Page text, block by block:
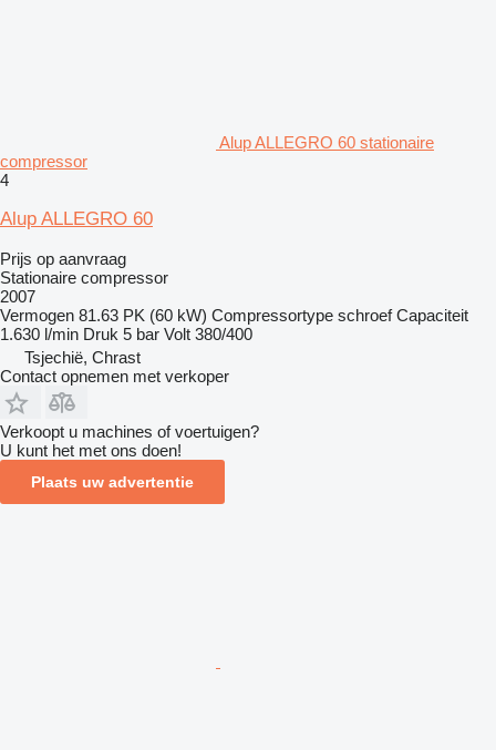
Alup ALLEGRO 60 stationaire
compressor
4
Alup ALLEGRO 60
Prijs op aanvraag
Stationaire compressor
2007
Vermogen 81.63 PK (60 kW) Compressortype schroef Capaciteit
1.630 l/min Druk 5 bar Volt 380/400
Tsjechië, Chrast
Contact opnemen met verkoper
Verkoopt u machines of voertuigen?
U kunt het met ons doen!
Plaats uw advertentie